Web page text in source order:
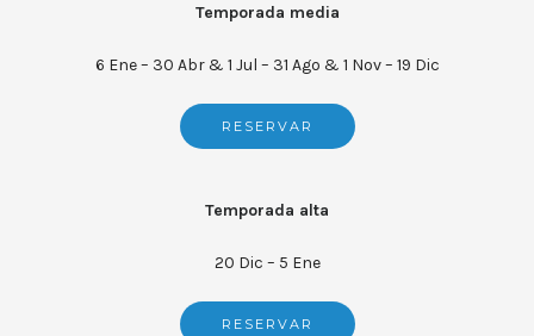
Temporada media
6 Ene – 30 Abr & 1 Jul – 31 Ago & 1 Nov – 19 Dic
RESERVAR
Temporada alta
20 Dic – 5 Ene
RESERVAR